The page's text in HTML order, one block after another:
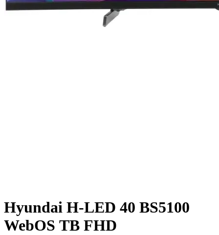
Hyundai H-LED 40 BS5100
WebOS ТВ FHD